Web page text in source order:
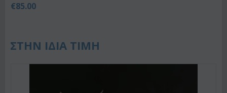
€85.00
ΣΤΗΝ ΙΔΙΑ ΤΙΜΗ